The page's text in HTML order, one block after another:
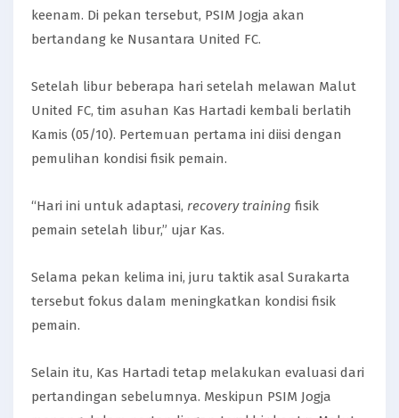
keenam. Di pekan tersebut, PSIM Jogja akan
bertandang ke Nusantara United FC.
Setelah libur beberapa hari setelah melawan Malut
United FC, tim asuhan Kas Hartadi kembali berlatih
Kamis (05/10). Pertemuan pertama ini diisi dengan
pemulihan kondisi fisik pemain.
“Hari ini untuk adaptasi, recovery training fisik
pemain setelah libur,” ujar Kas.
Selama pekan kelima ini, juru taktik asal Surakarta
tersebut fokus dalam meningkatkan kondisi fisik
pemain.
Selain itu, Kas Hartadi tetap melakukan evaluasi dari
pertandingan sebelumnya. Meskipun PSIM Jogja